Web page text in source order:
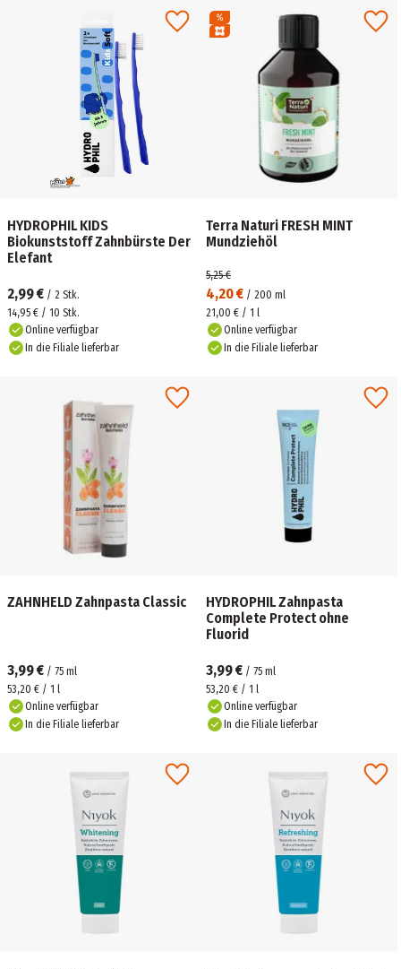
HYDROPHIL KIDS
Biokunststoff Zahnbürste Der
Elefant
2,99 € / 2 Stk.
14,95 € / 10 Stk.
Online verfügbar
In die Filiale lieferbar
Terra Naturi FRESH MINT
Mundziehöl
4,20 € / 200 ml
5,25 €
21,00 € / 1 l
Online verfügbar
In die Filiale lieferbar
ZAHNHELD Zahnpasta Classic
3,99 € / 75 ml
53,20 € / 1 l
Online verfügbar
In die Filiale lieferbar
HYDROPHIL Zahnpasta
Complete Protect ohne
Fluorid
3,99 € / 75 ml
53,20 € / 1 l
Online verfügbar
In die Filiale lieferbar